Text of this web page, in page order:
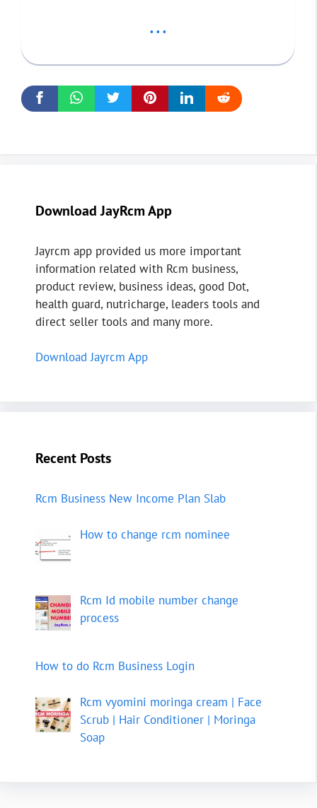
...
Download JayRcm App
Jayrcm app provided us more important
information related with Rcm business,
product review, business ideas, good Dot,
health guard, nutricharge, leaders tools and
direct seller tools and many more.
Download Jayrcm App
Recent Posts
Rcm Business New Income Plan Slab
How to change rcm nominee
Rcm Id mobile number change
process
How to do Rcm Business Login
Rcm vyomini moringa cream | Face
Scrub | Hair Conditioner | Moringa
Soap